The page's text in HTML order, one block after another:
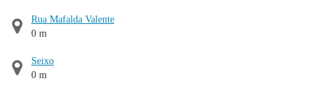
Rua Mafalda Valente
0 m
Seixo
0 m